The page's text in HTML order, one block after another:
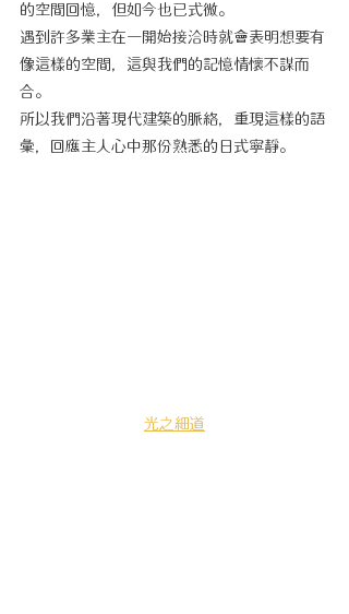
的空間回憶，但如今也已式微。
遇到許多業主在一開始接洽時就會表明想要有
像這樣的空間，這與我們的記憶情懷不謀而
合。
所以我們沿著現代建築的脈絡，重現這樣的語
彙，回應主人心中那份熟悉的日式寧靜。
光之細道